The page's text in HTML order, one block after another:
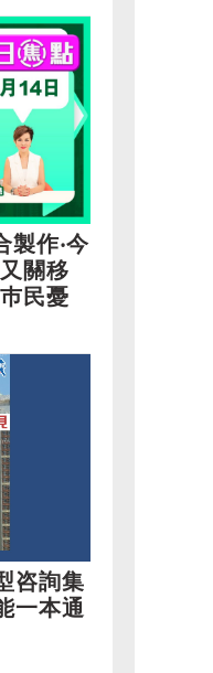
製作‧今
關移
民憂
咨詢集
一本通